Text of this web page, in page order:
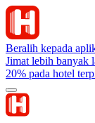
Beralih kepada
Jimat lebih banyak
20% pada hotel